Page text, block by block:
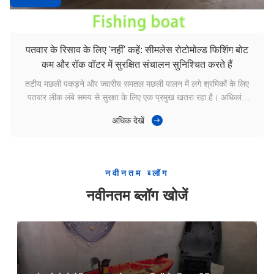
पतवार के रिसाव के लिए 'नहीं' कहें: सीमलेस रोटोमोल्ड फिशिंग बोट
कम और रॉक वॉटर में सुरक्षित संचालन सुनिश्चित करते हैं
तटीय मछली पकड़ने और ज्वारीय समतल मछली पालन में लगे श्रमिकों के लिए
पतवार लीक लंबे समय से सुरक्षा के लिए एक प्रमुख खतरा रहा है। अधिकांश
समुद्र के पानी के लंबे समय तक संपर्क और हवा और लहरों के निरंतर प्रभाव के
अधिक देखें
नवीनतम ब्लॉग
नवीनतम ब्लॉग खोजें